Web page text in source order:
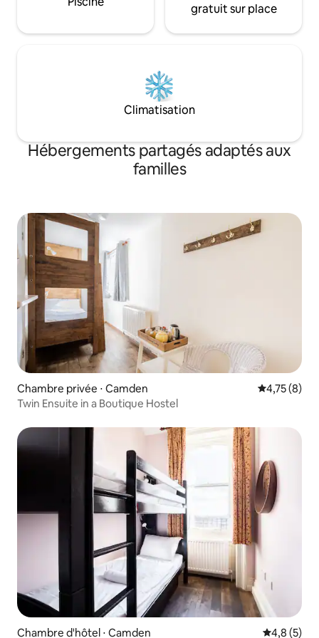
gratuit sur place
Climatisation
Hébergements partagés adaptés aux
familles
Chambre privée ⋅ Camden Évaluation
4,75 (8)
Twin Ensuite in a Boutique Hostel
Chambre d'hôtel ⋅ Camden Évaluation
4,8 (5)